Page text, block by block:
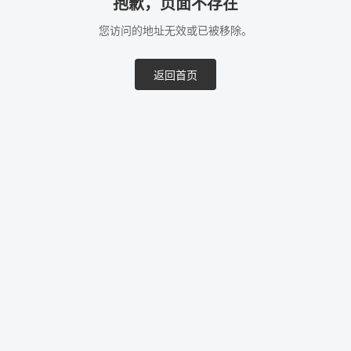
抱歉，页面不存在
您访问的地址无效或已被移除。
返回首页